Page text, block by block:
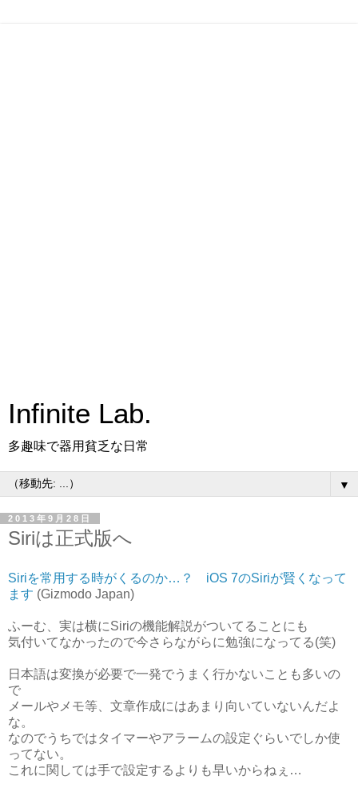
Infinite Lab.
多趣味で器用貧乏な日常
▼
2013年9月28日
Siriは正式版へ
Siriを常用する時がくるのか…？ iOS 7のSiriが賢くなって
ます (Gizmodo Japan)
ふーむ、実は横にSiriの機能解説がついてることにも
気付いてなかったので今さらながらに勉強になってる(笑)
日本語は変換が必要で一発でうまく行かないことも多いの
で
メールやメモ等、文章作成にはあまり向いていないんだよ
な。
なのでうちではタイマーやアラームの設定ぐらいでしか使
ってない。
これに関しては手で設定するよりも早いからねぇ…